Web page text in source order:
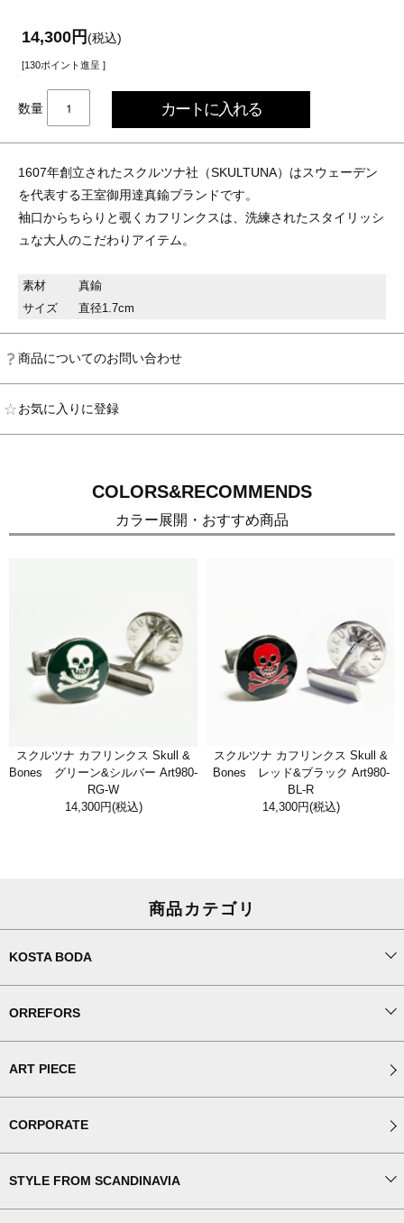
14,300円(税込)
[130ポイント進呈 ]
数量
1607年創立されたスクルツナ社（SKULTUNA）はスウェーデン
を代表する王室御用達真鍮ブランドです。
袖口からちらりと覗くカフリンクスは、洗練されたスタイリッシ
ュな大人のこだわりアイテム。
素材
真鍮
サイズ
直径1.7cm
商品についてのお問い合わせ
お気に入りに登録
COLORS&RECOMMENDS
カラー展開・おすすめ商品
スクルツナ カフリンクス Skull &
Bones グリーン&シルバー Art980-
RG-W
14,300円(税込)
スクルツナ カフリンクス Skull &
Bones レッド&ブラック Art980-
BL-R
14,300円(税込)
商品カテゴリ
KOSTA BODA
ORREFORS
ART PIECE
CORPORATE
STYLE FROM SCANDINAVIA